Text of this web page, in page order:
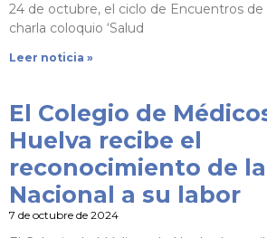
24 de octubre, el ciclo de Encuentros de
charla coloquio ‘Salud
Leer noticia »
El Colegio de
Huelva recibe el
reconocimiento de
Nacional a su labor
7 de octubre de 2024